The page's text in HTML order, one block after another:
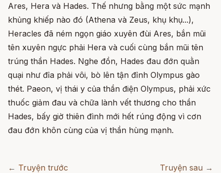
Ares, Hera và Hades. Thế nhưng bằng một sức mạnh
khủng khiếp nào đó (Athena và Zeus, khụ khụ...),
Heracles đã ném ngọn giáo xuyên đùi Ares, bắn mũi
tên xuyên ngực phải Hera và cuối cùng bắn mũi tên
trúng thần Hades. Nghe đồn, Hades đau đớn quằn
quại như đỉa phải vôi, bò lên tận đỉnh Olympus gào
thét. Paeon, vị thái y của thần điện Olympus, phải xức
thuốc giảm đau và chữa lành vết thương cho thần
Hades, bấy giờ thiên đình mới hết rúng động vì cơn
đau đớn khôn cùng của vị thần hùng mạnh.
← Truyện trước Truyện sau →